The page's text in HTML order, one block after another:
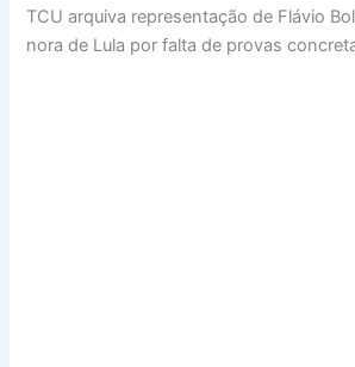
TCU arquiva representação de Flávio
nora de Lula por falta de provas